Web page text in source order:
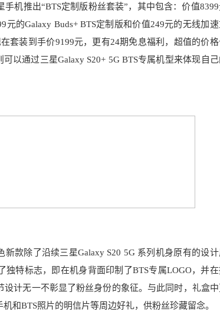
机推出“BTS定制版粉丝套装”，其中包含：价值
元的Galaxy Buds+ BTS定制版和价值249元的无线加
套装到手价9199元，更有24期免息福利，超值的价
以通过三星Galaxy S20+ 5G BTS专属机型来体现自己
新款除了沿续三星Galaxy S20 5G 系列机身原有的设计
独特标志，即在机身背面印制了BTS专属LOGO，并
计无一不彰显了粉丝身份的象征。与此同时，礼盒中
和BTS照片的明信片等周边好礼，供粉丝珍藏留念。